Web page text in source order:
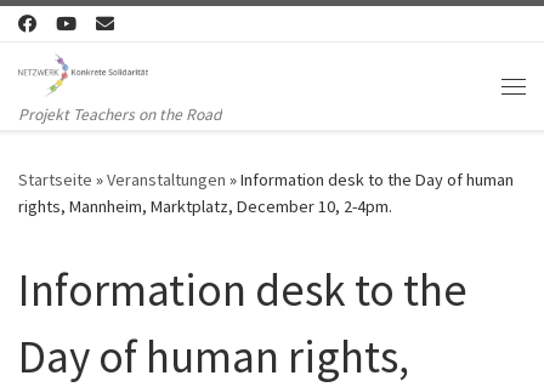
Zum Inhalt springen
Projekt Teachers on the Road
Startseite »Veranstaltungen »Information desk to the Day of human
rights, Mannheim, Marktplatz, December 10, 2-4pm.
Information desk to the
Day of human rights,